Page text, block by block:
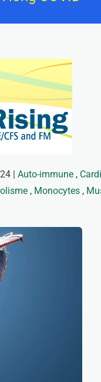
| Auto-immune ,
, Monocytes ,